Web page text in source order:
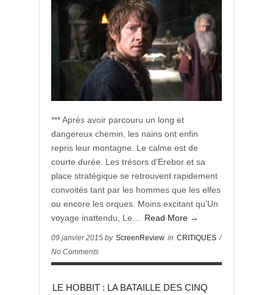
*** Après avoir parcouru un long et
dangereux chemin, les nains ont enfin
repris leur montagne. Le calme est de
courte durée. Les trésors d’Erebor et sa
place stratégique se retrouvent rapidement
convoités tant par les hommes que les elfes
ou encore les orques. Moins excitant qu’Un
voyage inattendu, Le…
Read More →
09 janvier 2015 by ScreenReview in CRITIQUES /
No Comments
LE HOBBIT : LA BATAILLE DES CINQ